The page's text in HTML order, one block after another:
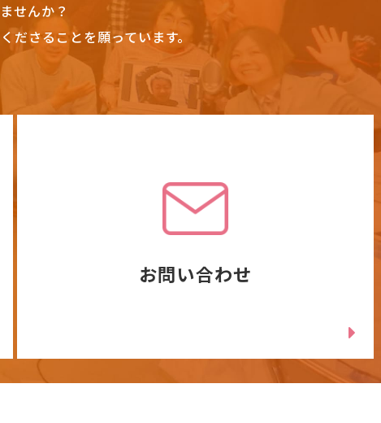
せんか？
さることを願っています。
お問い合わせ